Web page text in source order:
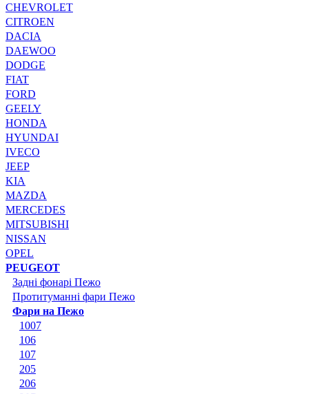
CHEVROLET
CITROEN
DACIA
DAEWOO
DODGE
FIAT
FORD
GEELY
HONDA
HYUNDAI
IVECO
JEEP
KIA
MAZDA
MERCEDES
MITSUBISHI
NISSAN
OPEL
PEUGEOT
Задні фонарі Пежо
Протитуманні фари Пежо
Фари на Пежо
1007
106
107
205
206